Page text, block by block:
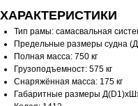
ХАРАКТЕРИСТИКИ
Тип рамы: самасвальная
Предельные размеры судна
Полная масса: 750 кг
Грузоподъемност: 575 кг
Снаряжённая масса: 175 кг
Габаритные размеры